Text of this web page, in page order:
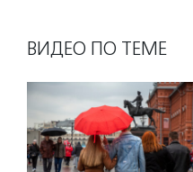
ВИДЕО ПО ТЕМЕ